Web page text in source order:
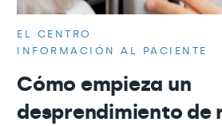
EL CENTRO
INFORMACIÓN AL PACIENTE
Cómo empieza un
desprendimiento de